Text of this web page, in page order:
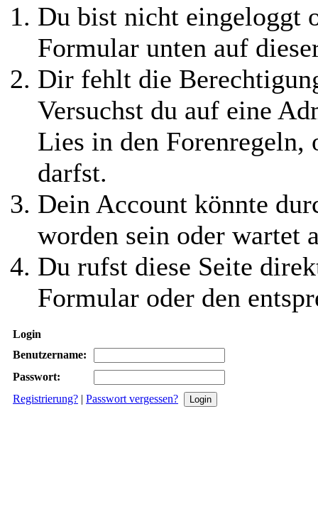
Du bist nicht eingeloggt
Formular unten auf
Dir fehlt die
Versuchst du auf eine
Lies in den Forenregeln,
darfst.
Dein Account könnte
worden sein oder wartet
Du rufst diese Seite
Formular oder den
Login
Benutzername:
Passwort:
Registrierung? | Passwort vergessen?